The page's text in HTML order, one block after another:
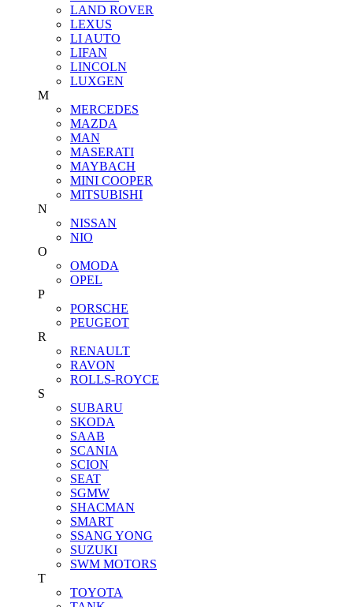
LAND ROVER
LEXUS
LI AUTO
LIFAN
LINCOLN
LUXGEN
M
MERCEDES
MAZDA
MAN
MASERATI
MAYBACH
MINI COOPER
MITSUBISHI
N
NISSAN
NIO
O
OMODA
OPEL
P
PORSCHE
PEUGEOT
R
RENAULT
RAVON
ROLLS-ROYCE
S
SUBARU
SKODA
SAAB
SCANIA
SCION
SEAT
SGMW
SHACMAN
SMART
SSANG YONG
SUZUKI
SWM MOTORS
T
TOYOTA